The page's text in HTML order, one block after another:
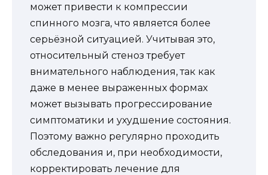
может привести к компрессии
спинного мозга, что является более
серьёзной ситуацией. Учитывая это,
относительный стеноз требует
внимательного наблюдения, так как
даже в менее выраженных формах
может вызывать прогрессирование
симптоматики и ухудшение состояния.
Поэтому важно регулярно проходить
обследования и, при необходимости,
корректировать лечение для